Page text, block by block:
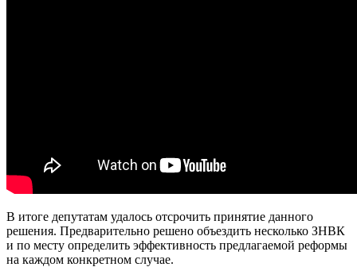
В итоге депутатам удалось отсрочить принятие данного
решения. Предварительно решено объездить несколько ЗНВК
и по месту определить эффективность предлагаемой реформы
на каждом конкретном случае.